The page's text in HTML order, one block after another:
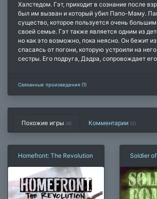
Халстедом. Гэт, приходит в сознание после
был им вызван и который убил Папо-Маму.
существо, которое пользуется очень
своей семье. Гэт также является одним из
но как это возможно, пока неясно. Он бежит
спасаясь от погони, которую устроили на
сестры. Его подруга, Дэдра, сопровождает
Связанные произведения (1)
Похожие игры (4) Комментарии (0)
Homefront: The Revolution Soldier